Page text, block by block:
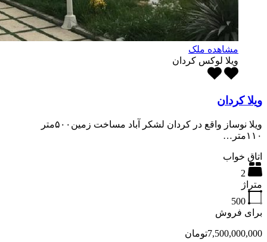
مشاهده ملک
ویلا لوکس کردان
ویلا کردان
ویلا نوساز واقع در کردان لشکر آباد مساخت زمین۵۰۰متر
۱۱۰متر…
اتاق خواب
2
متراژ
500
برای فروش
7,500,000,000تومان